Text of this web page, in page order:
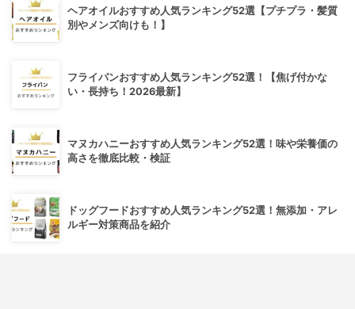
ヘアオイルおすすめ人気ランキング52選【プチプラ・髪質
別やメンズ向けも！】
フライパンおすすめ人気ランキング52選！【焦げ付かな
い・長持ち！2026最新】
マヌカハニーおすすめ人気ランキング52選！味や栄養価の
高さを徹底比較・検証
ドッグフードおすすめ人気ランキング52選！無添加・アレ
ルギー対策商品を紹介